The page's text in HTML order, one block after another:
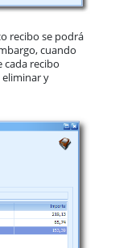
recibo se podrá
cuando
cada recibo
y